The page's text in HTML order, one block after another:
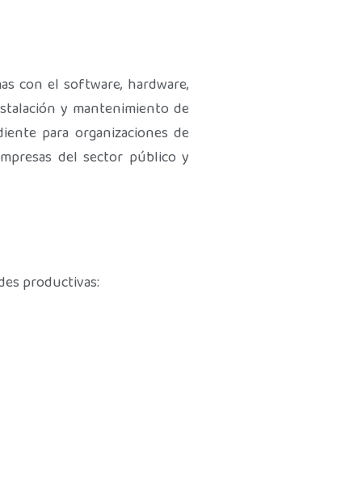
con el software, hardware,
y mantenimiento de
para organizaciones de
del sector público y
productivas: